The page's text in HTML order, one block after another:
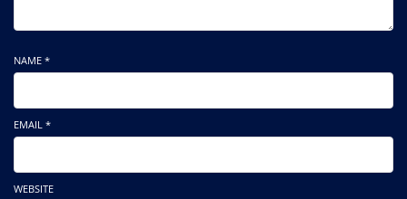
NAME *
EMAIL *
WEBSITE